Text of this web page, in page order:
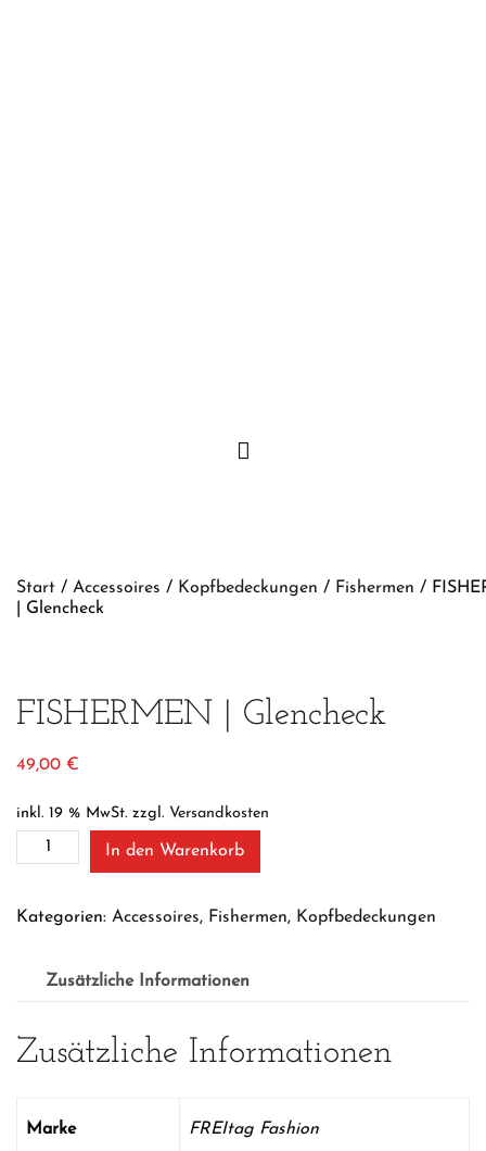
Start / Accessoires / Kopfbedeckungen / Fishermen /
| Glencheck
FISHERMEN | Glencheck
49,00 €
inkl. 19 % MwSt. zzgl. Versandkosten
FISHERMEN
|
In den Warenkorb
Kategorien: Accessoires, Fishermen, Kopfbedeckungen
Zusätzliche Informationen
Zusätzliche Informationen
Marke FREItag Fashion